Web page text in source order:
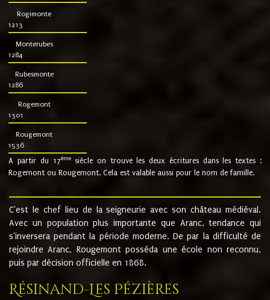
Rogimonte
1213
Monterubes
1284
Rubesmonte
1286
Rogemont
1301
Rougemont
1536
A partir du 17ème siècle on trouve les deux écritures dans les textes :
Rogemont ou Rougemont. Cela est valable aussi pour le nom de famille.
C'est le chef lieu de la seigneurie avec son château médiéval.
Avec un population plus importante que Aranc, tendance qui
s'inversera pendant la période moderne. De par la difficulté de
rejoindre Aranc, Rougemont posséda une école non reconnu,
puis par décision officielle en 1868.
Résinand-Les Pézières